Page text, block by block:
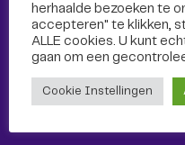
herhaalde bezoeken te
accepteren" te klikken,
ALLE cookies. U kunt
gaan om een
Cookie Instellingen